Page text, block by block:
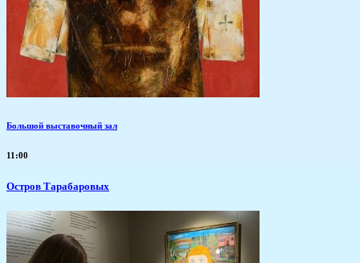
Большой выставочный зал
11:00
Остров Тарабаровых